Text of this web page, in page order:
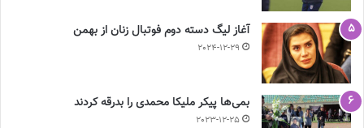
آغاز لیگ دسته دوم فوتبال زنان از بهمن
2024-12-29
بمی‌ها پیکر ملیکا محمدی را بدرقه کردند
2023-12-25